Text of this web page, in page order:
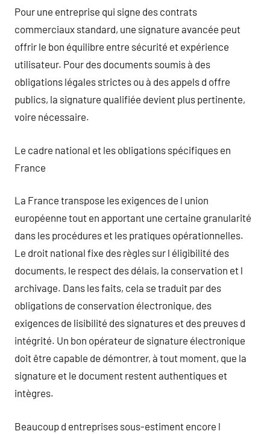
Pour une entreprise qui signe des contrats
commerciaux standard, une signature avancée peut
offrir le bon équilibre entre sécurité et expérience
utilisateur. Pour des documents soumis à des
obligations légales strictes ou à des appels d offre
publics, la signature qualifiée devient plus pertinente,
voire nécessaire.
Le cadre national et les obligations spécifiques en
France
La France transpose les exigences de l union
européenne tout en apportant une certaine granularité
dans les procédures et les pratiques opérationnelles.
Le droit national fixe des règles sur l éligibilité des
documents, le respect des délais, la conservation et l
archivage. Dans les faits, cela se traduit par des
obligations de conservation électronique, des
exigences de lisibilité des signatures et des preuves d
intégrité. Un bon opérateur de signature électronique
doit être capable de démontrer, à tout moment, que la
signature et le document restent authentiques et
intègres.
Beaucoup d entreprises sous-estiment encore l